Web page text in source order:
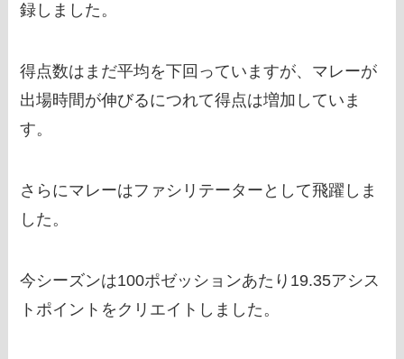
録しました。
得点数はまだ平均を下回っていますが、マレーが
出場時間が伸びるにつれて得点は増加していま
す。
さらにマレーはファシリテーターとして飛躍しま
した。
今シーズンは100ポゼッションあたり19.35アシス
トポイントをクリエイトしました。